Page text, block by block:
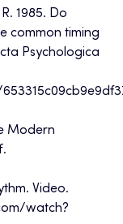
1985. Do
common timing
Psychologica
Modern
Video.
watch?